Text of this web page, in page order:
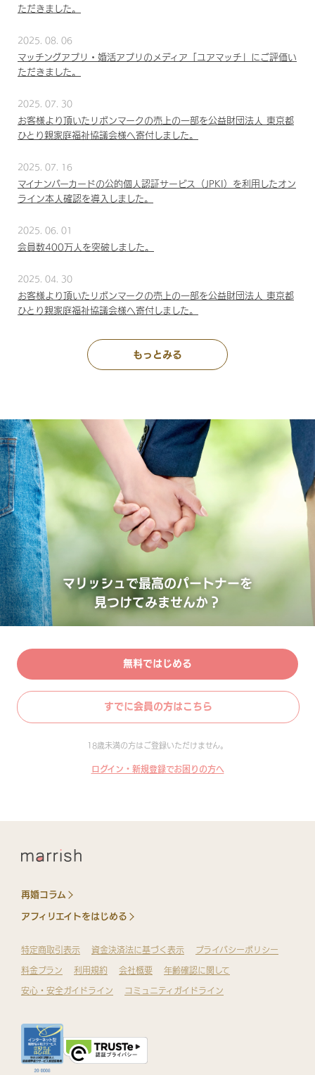
ただきました。
2025. 08. 06
マッチングアプリ・婚活アプリのメディア「ユアマッチ」にご評価い
ただきました。
2025. 07. 30
お客様より頂いたリボンマークの売上の一部を公益財団法人 東京都
ひとり親家庭福祉協議会様へ寄付しました。
2025. 07. 16
マイナンバーカードの公的個人認証サービス（JPKI）を利用したオン
ライン本人確認を導入しました。
2025. 06. 01
会員数400万人を突破しました。
2025. 04. 30
お客様より頂いたリボンマークの売上の一部を公益財団法人 東京都
ひとり親家庭福祉協議会様へ寄付しました。
もっとみる
マリッシュで最高のパートナーを
見つけてみませんか？
無料ではじめる
すでに会員の方はこちら
18歳未満の方はご登録いただけません。
ログイン・新規登録でお困りの方へ
再婚コラム
アフィリエイトをはじめる
特定商取引表示 資金決済法に基づく表示 プライバシーポリシー
料金プラン 利用規約 会社概要 年齢確認に関して
安心・安全ガイドライン コミュニティガイドライン